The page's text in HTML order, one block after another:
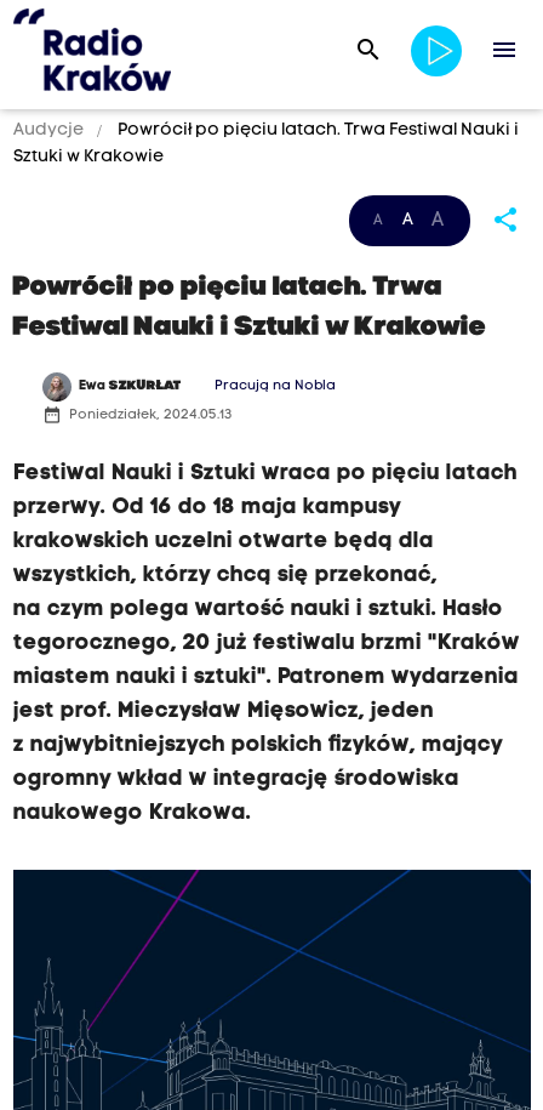
search menu
Audycje
Powrócił po pięciu latach. Trwa Festiwal Nauki i
Sztuki w Krakowie
A A A share
Powrócił po pięciu latach. Trwa
Festiwal Nauki i Sztuki w Krakowie
EwaSZKURŁAT Pracują na Nobla
date_range Poniedziałek, 2024.05.13
Festiwal Nauki i Sztuki wraca po pięciu latach
przerwy. Od 16 do 18 maja kampusy
krakowskich uczelni otwarte będą dla
wszystkich, którzy chcą się przekonać,
na czym polega wartość nauki i sztuki. Hasło
tegorocznego, 20 już festiwalu brzmi "Kraków
miastem nauki i sztuki". Patronem wydarzenia
jest prof. Mieczysław Mięsowicz, jeden
z najwybitniejszych polskich fizyków, mający
ogromny wkład w integrację środowiska
naukowego Krakowa.